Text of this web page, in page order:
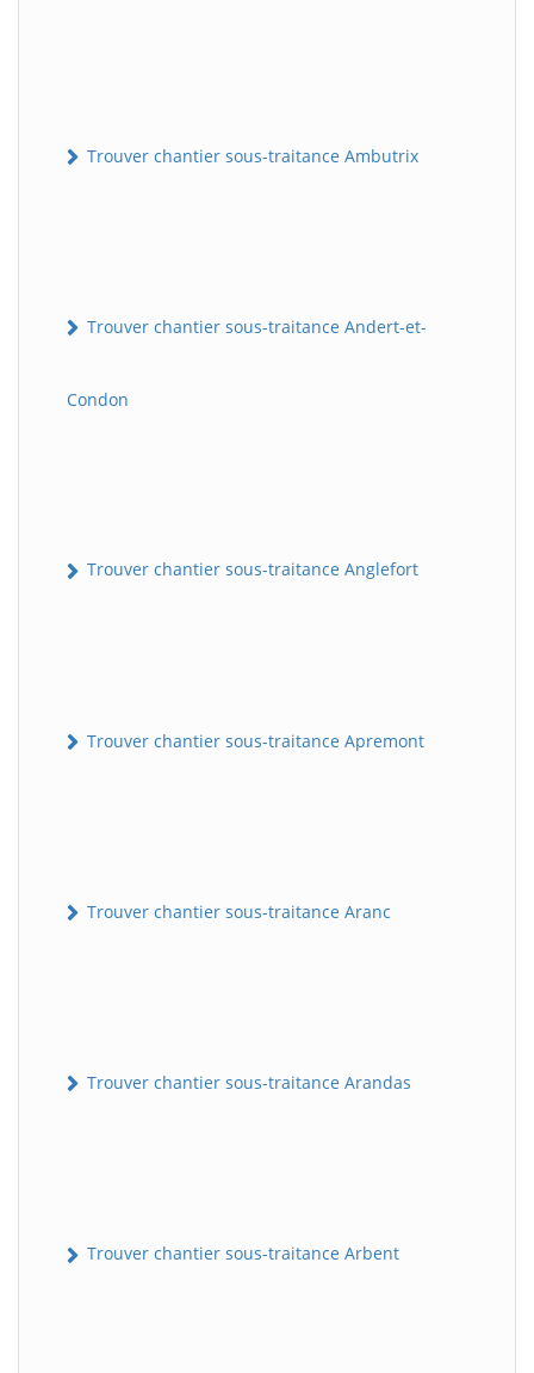
Trouver chantier sous-traitance Ambutrix
Trouver chantier sous-traitance Andert-et-
Condon
Trouver chantier sous-traitance Anglefort
Trouver chantier sous-traitance Apremont
Trouver chantier sous-traitance Aranc
Trouver chantier sous-traitance Arandas
Trouver chantier sous-traitance Arbent